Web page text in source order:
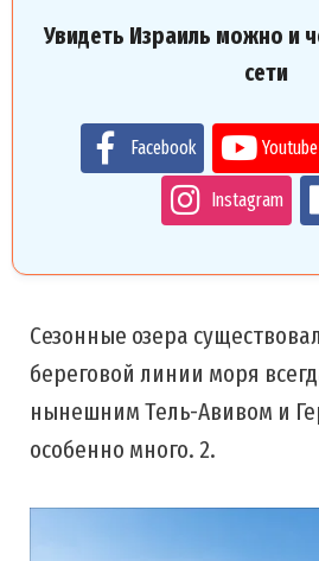
Увидеть Израиль можно и
сети
Facebook Youtube
Instagram
Сезонные озера
береговой линии моря
нынешним Тель-Авивом и
особенно много. 2.